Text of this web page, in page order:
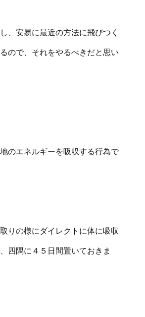
、安易に最近の方法に飛びつく
ので、それをやるべきだと思い
のエネルギーを吸収する行為で
りの様にダイレクトに体に吸収
四隅に４５日間置いておきま